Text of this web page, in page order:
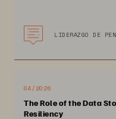
LIDERAZGO DE
04/2026
The Role of the Data
Resiliency